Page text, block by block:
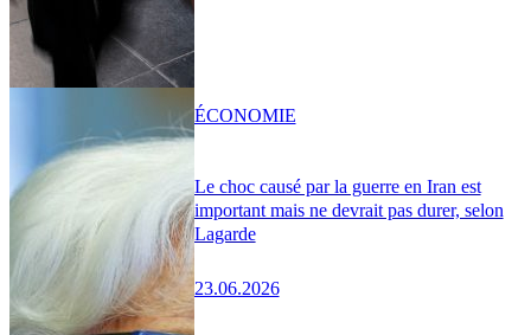
Le choc causé par la guerre en Iran est
important mais ne devrait pas durer, selon
Lagarde
23.06.2026
ÉCONOMIE